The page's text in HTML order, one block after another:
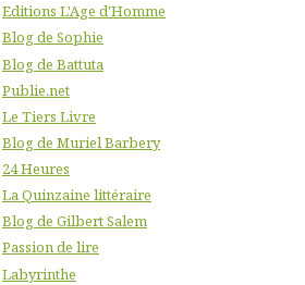
Editions L'Age d'Homme
Blog de Sophie
Blog de Battuta
Publie.net
Le Tiers Livre
Blog de Muriel Barbery
24 Heures
La Quinzaine littéraire
Blog de Gilbert Salem
Passion de lire
Labyrinthe